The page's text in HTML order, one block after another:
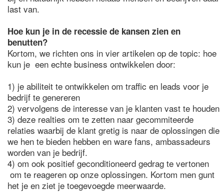
last van.
Hoe kun je in de recessie de kansen zien en
benutten?
Kortom, we richten ons in vier artikelen op de topic: hoe
kun je een echte business ontwikkelen door:
1) je abiliteit te ontwikkelen om traffic en leads voor je
bedrijf te genereren
2) vervolgens de interesse van je klanten vast te houden
3) deze realties om te zetten naar gecommiteerde
relaties waarbij de klant gretig is naar de oplossingen die
we hen te bieden hebben en ware fans, ambassadeurs
worden van je bedrijf.
4) om ook positief geconditioneerd gedrag te vertonen
om te reageren op onze oplossingen. Kortom men gunt
het je en ziet je toegevoegde meerwaarde.